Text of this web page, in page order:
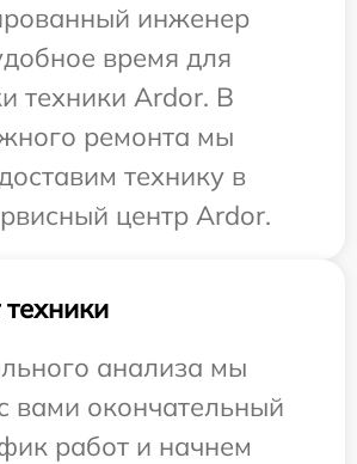
инженер
время для
техники Ardor. В
ремонта мы
технику в
центр Ardor.
анализа мы
вами окончательный
работ и начнем